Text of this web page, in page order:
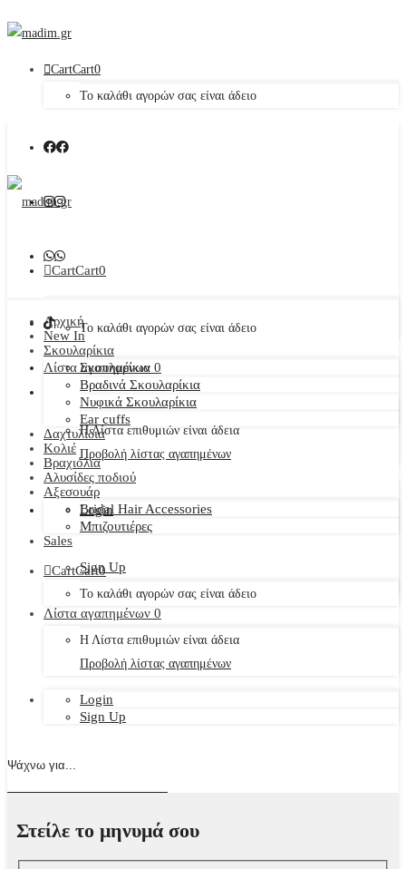
CartCart0
Το καλάθι αγορών σας είναι άδειο
CartCart0
Το καλάθι αγορών σας είναι άδειο
Λίστα αγαπημένων 0
Η Λίστα επιθυμιών είναι άδεια
Προβολή λίστας αγαπημένων
Login
Sign Up
Αρχική
New In
Σκουλαρίκια
Σκουλαρίκια
Βραδινά Σκουλαρίκια
Νυφικά Σκουλαρίκια
Ear cuffs
Δαχτυλίδια
Κολιέ
Βραχιόλια
Αλυσίδες ποδιού
Αξεσουάρ
Bridal Hair Accessories
Μπιζουτιέρες
Sales
CartCart0
Το καλάθι αγορών σας είναι άδειο
Λίστα αγαπημένων 0
Η Λίστα επιθυμιών είναι άδεια
Προβολή λίστας αγαπημένων
Login
Sign Up
Στείλε το μηνυμά σου